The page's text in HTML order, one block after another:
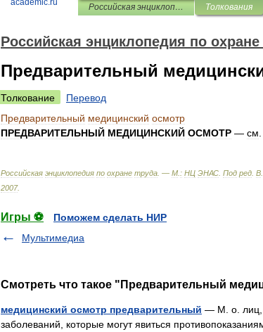
academic.ru Российская энциклопедия по охране труда Толкования
Российская энциклопедия по охране
Предварительный
Толкование
Перевод
Предварительный медицинский осмотр
ПРЕДВАРИТЕЛЬНЫЙ МЕДИЦИНСКИЙ ОСМОТР — см
Российская энциклопедия по охране труда . — М : НЦ ЭНАС Под ред В
2007.
Игры ⚽
Поможем сделать НИР
Мультимедиа
Смотреть что такое "Предварительный
медицинский осмотр предварительный — М. о. лиц,
заболеваний, которые могут явиться